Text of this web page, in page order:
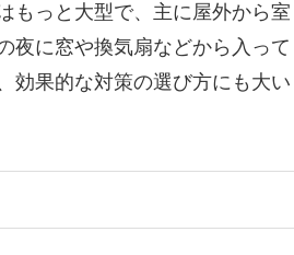
もっと大型で、主に屋外から室
夜に窓や換気扇などから入って
効果的な対策の選び方にも大い